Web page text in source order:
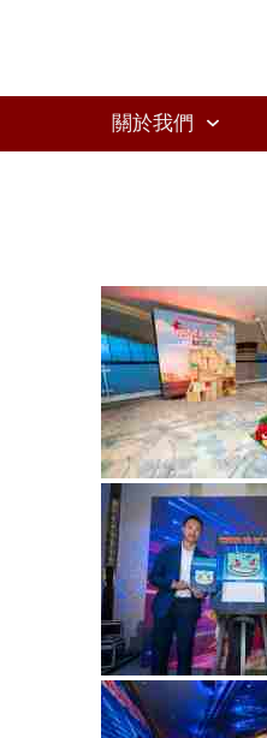
關於我們